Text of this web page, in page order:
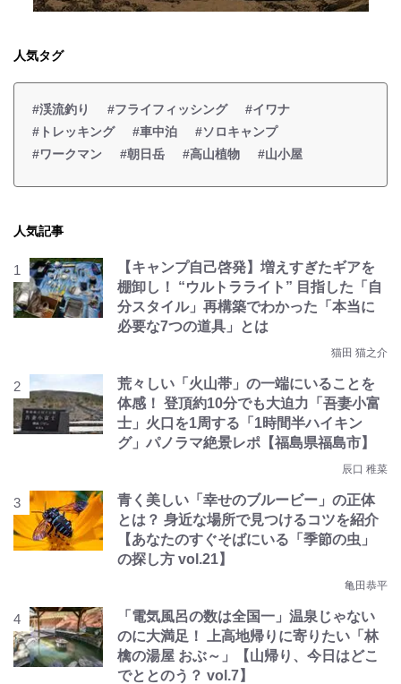
人気タグ
#渓流釣り #フライフィッシング
#イワナ
#トレッキング
#車中泊
#ソロキャンプ
#ワークマン
#朝日岳 #高山植物 #山小屋
人気記事
【キャンプ自己啓発】増えすぎたギアを
棚卸し！ “ウルトラライト” 目指した「自
分スタイル」再構築でわかった「本当に
必要な7つの道具」とは
猫田 猫之介
荒々しい「火山帯」の一端にいることを
体感！ 登頂約10分でも大迫力「吾妻小富
士」火口を1周する「1時間半ハイキン
グ」パノラマ絶景レポ【福島県福島市】
辰口 稚菜
青く美しい「幸せのブルービー」の正体
とは？ 身近な場所で見つけるコツを紹介
【あなたのすぐそばにいる「季節の虫」
の探し方 vol.21】
亀田恭平
「電気風呂の数は全国一」温泉じゃない
のに大満足！ 上高地帰りに寄りたい「林
檎の湯屋 おぶ～」【山帰り、今日はどこ
でととのう？ vol.7】